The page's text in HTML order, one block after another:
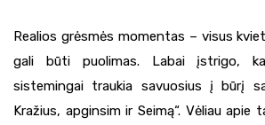
Realios grėsmės momentas – visus
gali būti puolimas. Labai įstrigo,
sistemingai traukia savuosius į būrį
Kražius, apginsim ir Seimą“. Vėliau apie